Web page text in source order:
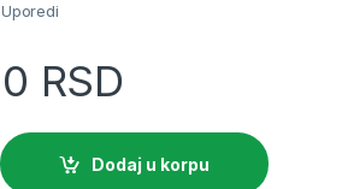
Uporedi
RSD
odvodnik prenapona 3 pola 350V
Dodaj u korpu